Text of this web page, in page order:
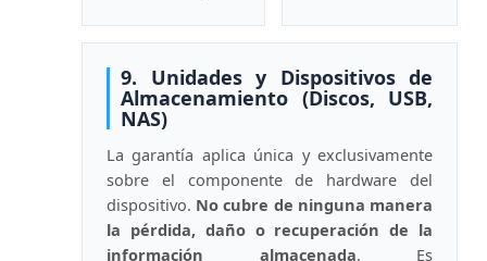
9. Unidades y Dispositivos de
Almacenamiento (Discos, USB,
NAS)
La garantía aplica única y exclusivamente
sobre el componente de hardware del
dispositivo. No cubre de ninguna manera
la pérdida, daño o recuperación de la
información almacenada. Es